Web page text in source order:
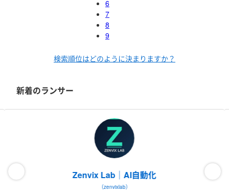
6
7
8
9
検索順位はどのように決まりますか？
新着のランサー
Zenvix Lab｜AI自動化
（zenvixlab）